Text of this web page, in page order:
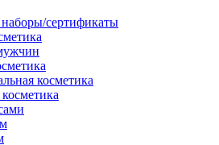
сертификаты
косметика